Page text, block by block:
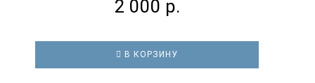
2 000 р.
В КОРЗИНУ